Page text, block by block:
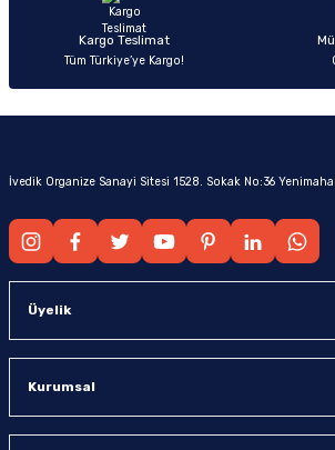
Kargo Teslimat
Tüm Türkiye’ye Kargo!
İvedik Organize Sanayi Sitesi 1528. Sokak No:36
Üyelik
Kurumsal